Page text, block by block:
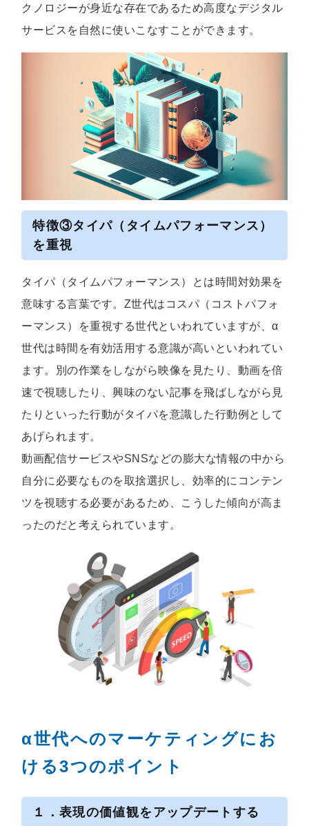
クノロジーが身近な存在であるため高度なデジタル
サービスを自然に使いこなすことができます。
特徴③タイパ（タイムパフォーマンス）
を重視
タイパ（タイムパフォーマンス）とは時間対効果を
意味する言葉です。Z世代はコスパ（コストパフォ
ーマンス）を重視する世代といわれていますが、α
世代は時間を有効活用する意識が高いといわれてい
ます。別の作業をしながら映像を見たり、動画を倍
速で視聴したり、興味のない記事を飛ばしながら見
たりといった行動がタイパを意識した行動例として
あげられます。
動画配信サービスやSNSなどの膨大な情報の中から
自分に必要なものを取捨選択し、効率的にコンテン
ツを視聴する必要があるため、こうした傾向が高ま
ったのだと考えられています。
α世代へのマーケティングにお
ける3つのポイント
１．表現の価値観をアップデートする